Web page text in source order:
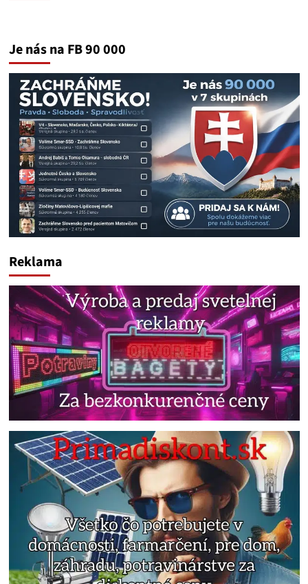
Je nás na FB 90 000
Reklama